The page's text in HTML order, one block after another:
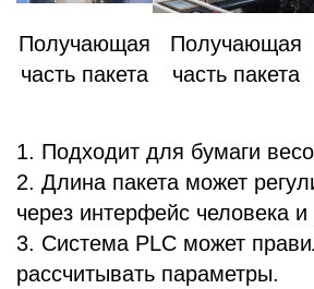
Получающая
часть пакета
Получающая
часть пакета
1. Подходит для бумаги
2. Длина пакета может
через интерфейс человека
3. Система PLC может
рассчитывать параметры.